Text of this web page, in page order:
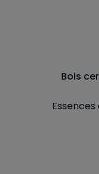
Bois
Essences